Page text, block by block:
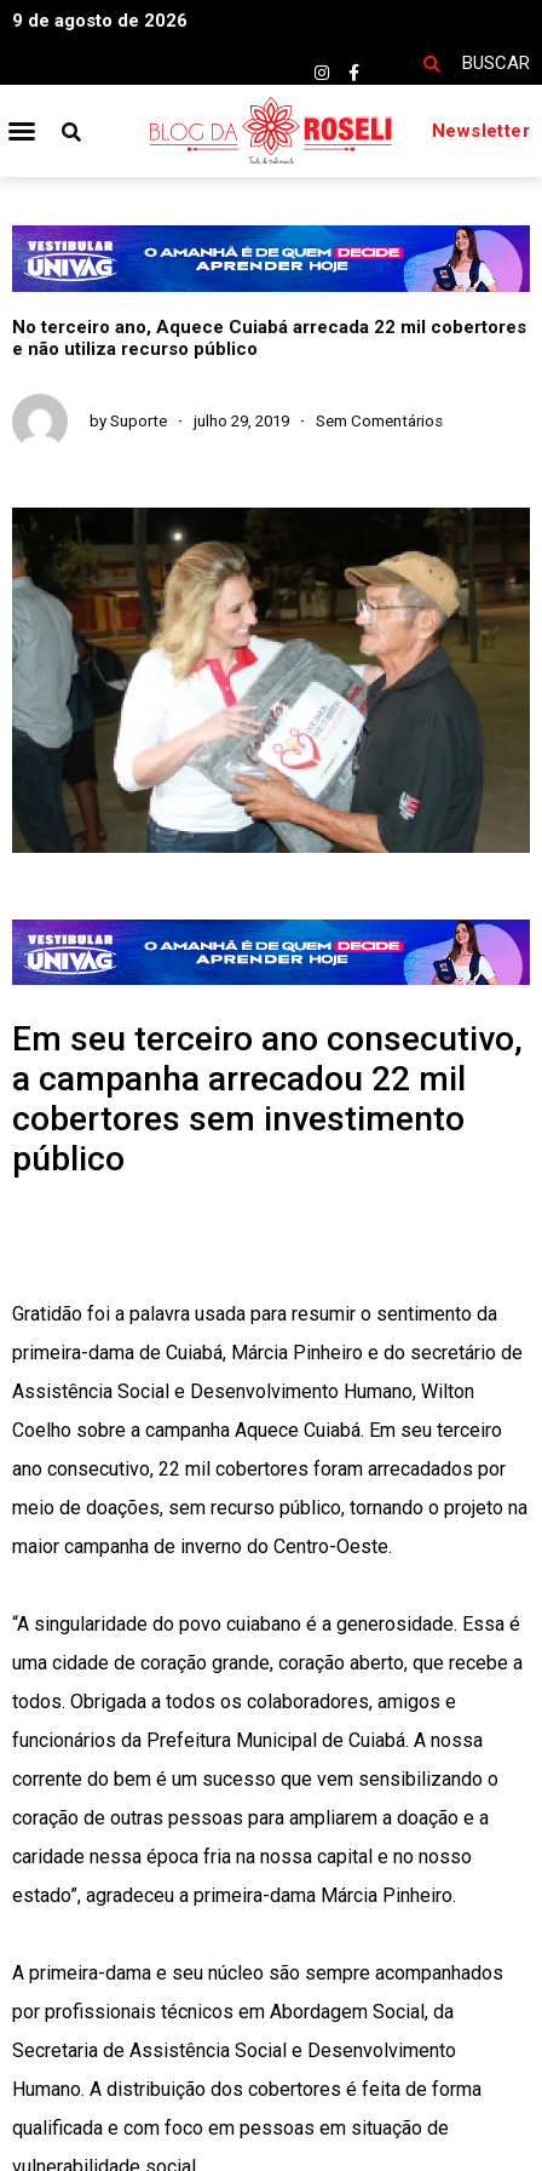
9 de agosto de 2026
BUSCAR
Newsletter
No terceiro ano, Aquece Cuiabá arrecada 22 mil cobertores
e não utiliza recurso público
by Suporte julho 29, 2019 Sem Comentários
Em seu terceiro ano consecutivo,
a campanha arrecadou 22 mil
cobertores sem investimento
público
Gratidão foi a palavra usada para resumir o sentimento da
primeira-dama de Cuiabá, Márcia Pinheiro e do secretário de
Assistência Social e Desenvolvimento Humano, Wilton
Coelho sobre a campanha Aquece Cuiabá. Em seu terceiro
ano consecutivo, 22 mil cobertores foram arrecadados por
meio de doações, sem recurso público, tornando o projeto na
maior campanha de inverno do Centro-Oeste.
“A singularidade do povo cuiabano é a generosidade. Essa é
uma cidade de coração grande, coração aberto, que recebe a
todos. Obrigada a todos os colaboradores, amigos e
funcionários da Prefeitura Municipal de Cuiabá. A nossa
corrente do bem é um sucesso que vem sensibilizando o
coração de outras pessoas para ampliarem a doação e a
caridade nessa época fria na nossa capital e no nosso
estado”, agradeceu a primeira-dama Márcia Pinheiro.
A primeira-dama e seu núcleo são sempre acompanhados
por profissionais técnicos em Abordagem Social, da
Secretaria de Assistência Social e Desenvolvimento
Humano. A distribuição dos cobertores é feita de forma
qualificada e com foco em pessoas em situação de